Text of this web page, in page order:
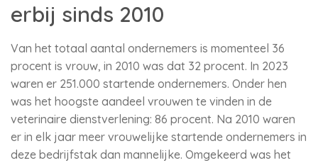
erbij sinds 2010
Van het totaal aantal ondernemers is momenteel 36
procent is vrouw, in 2010 was dat 32 procent. In 2023
waren er 251.000 startende ondernemers. Onder hen
was het hoogste aandeel vrouwen te vinden in de
veterinaire dienstverlening: 86 procent. Na 2010 waren
er in elk jaar meer vrouwelijke startende ondernemers in
deze bedrijfstak dan mannelijke. Omgekeerd was het